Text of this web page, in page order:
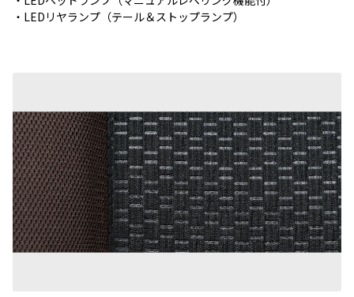
・LEDリヤランプ（テール＆ストップランプ）